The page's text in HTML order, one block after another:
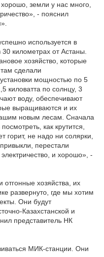
земли у нас много,
- пояснил
используется в
километрах от Астаны.
хозяйство, которые
сделали
мощностью по 5
киловатта по солнцу, 3
воду, обеспечивают
выращиваются и их
новым лесам. Сначала
как крутится,
горит, не надо ни солярки,
перестали
и хорошо», -
отгонные хозяйства, их
развернуто, где мы хотим
Они будут
Казахстанской и
представитель НК
МИК-станции. Они